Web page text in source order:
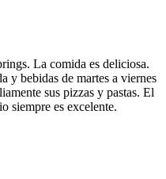
La comida es deliciosa.
y bebidas de martes a viernes
sus pizzas y pastas. El
siempre es excelente.